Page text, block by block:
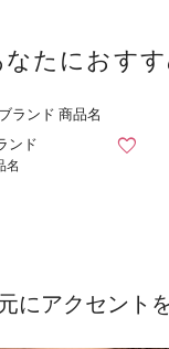
なたにおす
ンド
名
にアクセント